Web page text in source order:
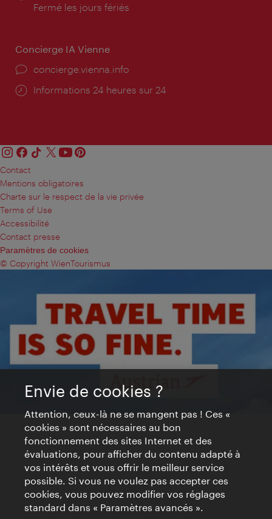
d'ouverture:
Fermé les jours fériés
Concierge IA Vienne
Ort:
concierge.vienna.info
Öffnungszeiten:
Informations 24 heures sur 24
Contact
Mentions obligatoires
Charte sur le respect de la vie privée
Terms of Use
Accessibilité
Contact presse
Paramètres de cookies
© Copyright WienTourismus
Envie de cookies ?
Attention, ceux-là ne se mangent pas ! Ces «
cookies » sont nécessaires au bon
fonctionnement des sites Internet et des
évaluations, pour afficher du contenu adapté à
vos intérêts et vous offrir le meilleur service
possible. Si vous ne voulez pas accepter ces
cookies, vous pouvez modifier vos réglages
standard dans « Paramètres avancés ».